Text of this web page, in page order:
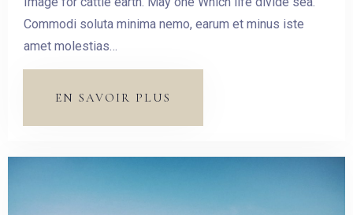
Commodi soluta minima nemo, earum et minus iste
amet molestias…
EN SAVOIR PLUS